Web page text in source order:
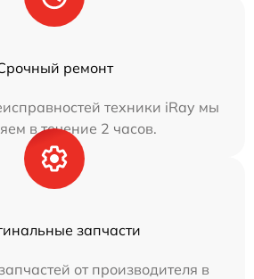
ремонт
техники iRay мы
в течение 2 часов.
запчасти
от производителя в